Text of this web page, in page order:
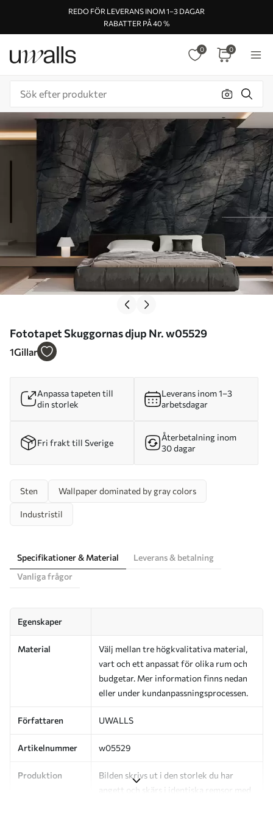
REDO FÖR LEVERANS INOM 1–3 DAGAR
RABATTER PÅ 40 %
0 0
Fototapet Skuggornas djup Nr. w05529
1Gillar
Anpassa tapeten till
din storlek
Leverans inom 1–3
arbetsdagar
Fri frakt till Sverige
Återbetalning inom
30 dagar
Sten Wallpaper dominated by gray colors
Industristil
Specifikationer & Material
Leverans & betalning
Vanliga frågor
Egenskaper
Material
Välj mellan tre högkvalitativa material,
vart och ett anpassat för olika rum och
budgetar. Mer information finns nedan
eller under kundanpassningsprocessen.
Författaren UWALLS
Artikelnummer w05529
Produktion
Bilden skrivs ut i den storlek du har
angett och skärs i identiska remsor med